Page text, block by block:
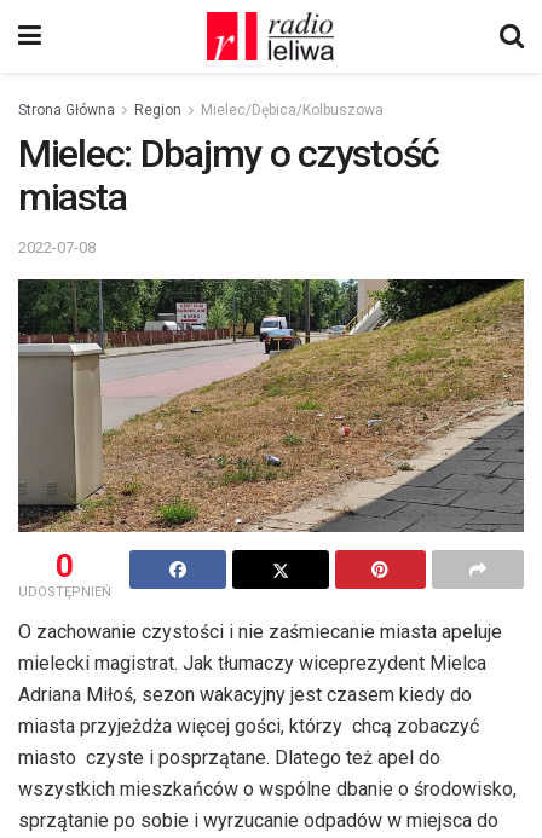
Strona Główna Region Mielec/Dębica/Kolbuszowa
Mielec: Dbajmy o czystość
miasta
2022-07-08
0
UDOSTĘPNIEŃ
O zachowanie czystości i nie zaśmiecanie miasta apeluje
mielecki magistrat. Jak tłumaczy wiceprezydent Mielca
Adriana Miłoś, sezon wakacyjny jest czasem kiedy do
miasta przyjeżdża więcej gości, którzy chcą zobaczyć
miasto czyste i posprzątane. Dlatego też apel do
wszystkich mieszkańców o wspólne dbanie o środowisko,
sprzątanie po sobie i wyrzucanie odpadów w miejsca do